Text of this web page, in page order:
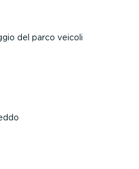
del parco veicoli